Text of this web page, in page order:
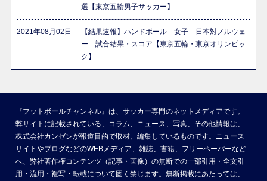
選【東京五輪男子サッカー】
2021年08月02日
【結果速報】ハンドボール 女子 日本対ノルウェ
ー 試合結果・スコア【東京五輪・東京オリンピッ
ク】
『フットボールチャンネル』は、サッカー専門のネットメディアです。
弊サイトに記載されている、コラム、ニュース、写真、その他情報は、
株式会社カンゼンが報道目的で取材、編集しているものです。ニュース
サイトやブログなどのWEBメディア、雑誌、書籍、フリーペーパーなど
へ、弊社著作権コンテンツ（記事・画像）の無断での一部引用・全文引
用・流用・複写・転載について固く禁じます。無断掲載にあたっては、